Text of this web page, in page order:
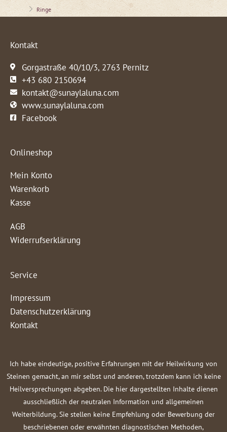
Ringe
Kontakt
Gorgastraße 40/10/3, 2763 Pernitz
+43 680 2150694
kontakt@sunaylaluna.com
www.sunaylaluna.com
Facebook
Onlineshop
Mein Konto
Warenkorb
Kasse
AGB
Widerrufserklärung
Service
Impressum
Datenschutzerklärung
Kontakt
Ich habe eindeutige, positive Erfahrungen mit der Heilwirkung von
Steinen gemacht, an mir selbst und anderen, trotzdem kann ich keine
Heilversprechungen abgeben. Die hier dargestellten Inhalte dienen
ausschließlich der neutralen Information und allgemeinen
Weiterbildung. Sie stellen keine Empfehlung oder Bewerbung der
beschriebenen oder erwähnten diagnostischen Methoden,